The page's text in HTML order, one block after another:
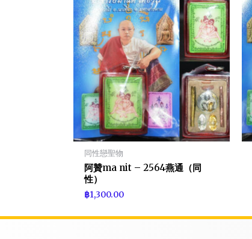
同性戀聖物
阿贊ma nit – 2564燕通（同
性）
฿1,300.00